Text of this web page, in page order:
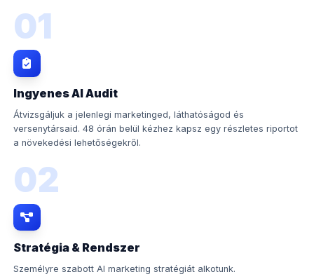
01
Ingyenes AI Audit
Átvizsgáljuk a jelenlegi marketinged, láthatóságod és
versenytársaid. 48 órán belül kézhez kapsz egy részletes riportot
a növekedési lehetőségekről.
02
Stratégia & Rendszer
Személyre szabott AI marketing stratégiát alkotunk.